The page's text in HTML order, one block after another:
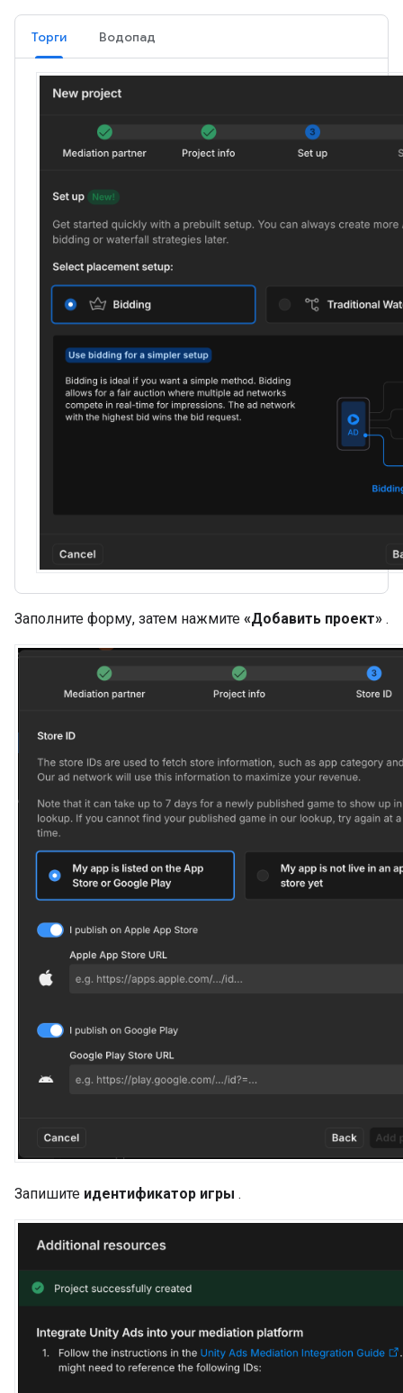
Торги Водопад
Заполните форму, затем нажмите «Добавить проект» .
Запишите идентификатор игры .